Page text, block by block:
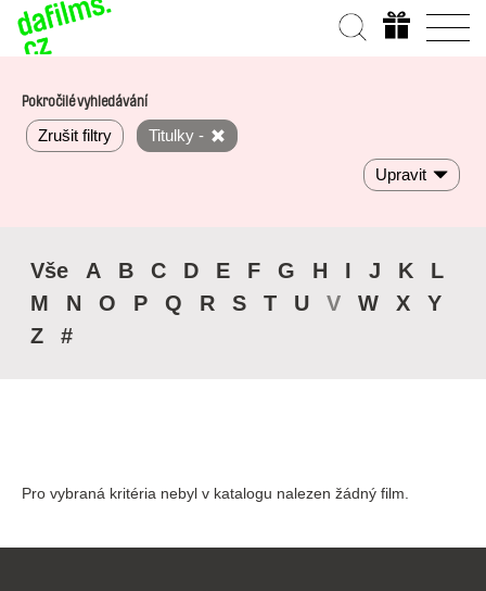
Pokročilé vyhledávání
Zrušit filtry Titulky -
Upravit
Vše A B C D E F G H I J K
L
M
N O P Q R S T U V W X
Y
Z
#
Pro vybraná kritéria nebyl v katalogu nalezen žádný film.